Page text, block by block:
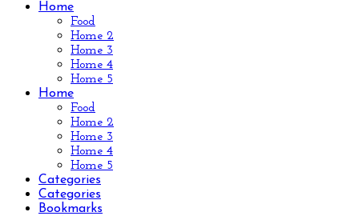
Home
Food
Home 2
Home 3
Home 4
Home 5
Home
Food
Home 2
Home 3
Home 4
Home 5
Categories
Categories
Bookmarks